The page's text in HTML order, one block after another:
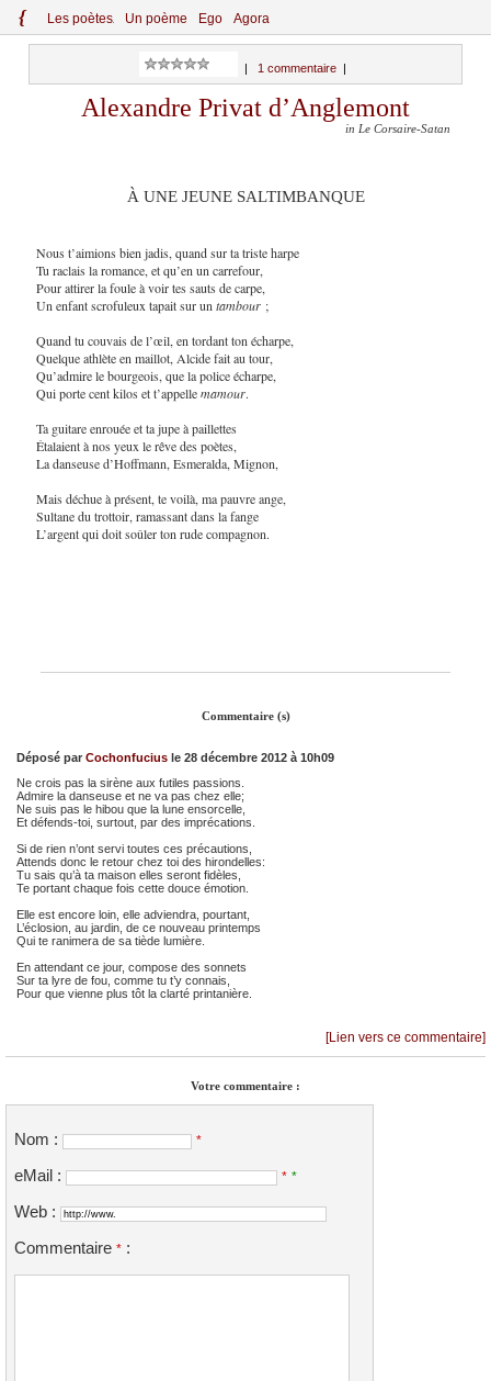
{ Les poètes Un poème Ego Agora
1 commentaire|
Alexandre Privat d’Anglemont
in Le Corsaire-Satan
À UNE JEUNE SALTIMBANQUE
Nous t’aimions bien jadis, quand sur ta triste harpe
Tu raclais la romance, et qu’en un carrefour,
Pour attirer la foule à voir tes sauts de carpe,
Un enfant scrofuleux tapait sur un tambour;
Quand tu couvais de l’œil, en tordant ton écharpe,
Quelque athlète en maillot, Alcide fait au tour,
Qu’admire le bourgeois, que la police écharpe,
Qui porte cent kilos et t’appellemamour.
Ta guitare enrouée et ta jupe à paillettes
Étalaient à nos yeux le rêve des poètes,
La danseuse d’Hoffmann, Esmeralda, Mignon,
Mais déchue à présent, te voilà, ma pauvre ange,
Sultane du trottoir, ramassant dans la fange
L’argent qui doit soûler ton rude compagnon.
Commentaire (s)
Déposé par Cochonfucius le 28 décembre 2012 à 10h09
Ne crois pas la sirène aux futiles passions.
Admire la danseuse et ne va pas chez elle;
Ne suis pas le hibou que la lune ensorcelle,
Et défends-toi, surtout, par des imprécations.
Si de rien n’ont servi toutes ces précautions,
Attends donc le retour chez toi des hirondelles:
Tu sais qu’à ta maison elles seront fidèles,
Te portant chaque fois cette douce émotion.
Elle est encore loin, elle adviendra, pourtant,
L’éclosion, au jardin, de ce nouveau printemps
Qui te ranimera de sa tiède lumière.
En attendant ce jour, compose des sonnets
Sur ta lyre de fou, comme tu t’y connais,
Pour que vienne plus tôt la clarté printanière.
[Lien vers ce commentaire]
Votre commentaire :
Nom : *
eMail : * *
Web :
Commentaire * :